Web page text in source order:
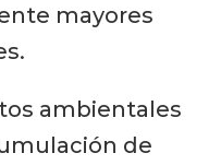
mayores
ambientales
de